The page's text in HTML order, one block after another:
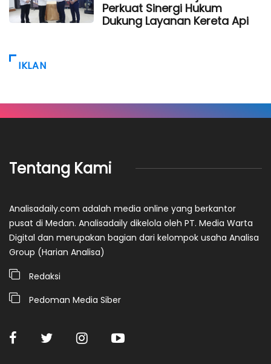
Perkuat Sinergi Hukum
Dukung Layanan Kereta Api
IKLAN
Tentang Kami
Analisadaily.com adalah media online yang berkantor
pusat di Medan. Analisadaily dikelola oleh PT. Media Warta
Digital dan merupakan bagian dari kelompok usaha Analisa
Group (Harian Analisa)
Redaksi
Pedoman Media Siber